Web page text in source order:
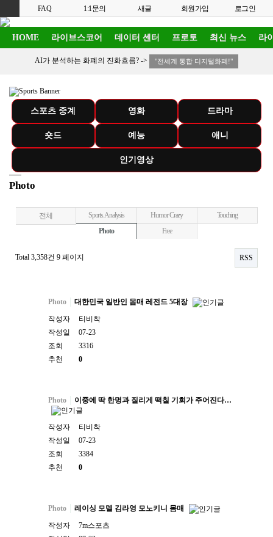
FAQ 1:1문의 새글 회원가입 로그인
HOME 라이브스코어 데이터 센터 프로토 최신 뉴스 라
AI가 분석하는 화폐의 진화흐름? -> "전세계 통합 디지털화폐!"
스포츠 중계 영화 드라마
숏드 예능 애니
인기영상
Photo
전체 Sports. Analysis Humor. Crazy
Touching
Photo
Free
Total 3,358건 9 페이지 RSS
Photo
대한민국 일반인 몸매 레전드 5대장
작성자
티비착
작성일
07-23
조회
3316
추천
0
Photo 이중에 딱 한명과 질리게 떡칠 기회가 주어진다…
작성자
티비착
작성일
07-23
조회
3384
추천
0
Photo
레이싱 모델 김라영 모노키니 몸매
작성자
7m스포츠